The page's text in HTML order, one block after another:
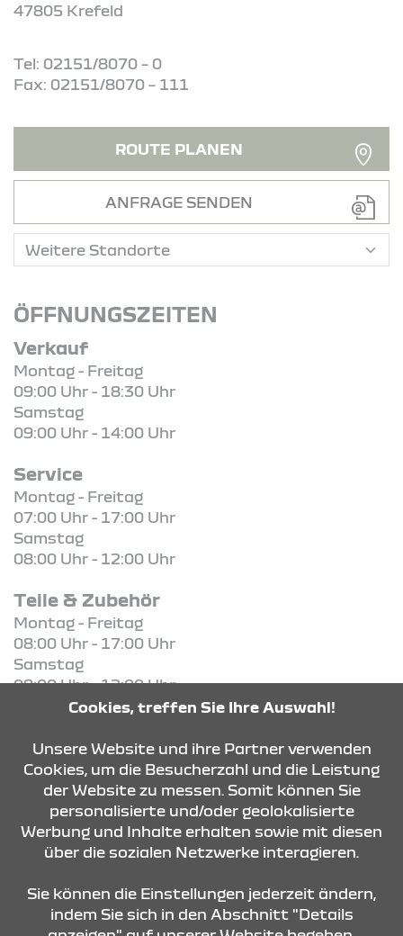
47805 Krefeld
Tel: 02151/8070 – 0
Fax: 02151/8070 – 111
ROUTE PLANEN
ANFRAGE SENDEN
ÖFFNUNGSZEITEN
Verkauf
Montag - Freitag
09:00 Uhr - 18:30 Uhr
Samstag
09:00 Uhr - 14:00 Uhr
Service
Montag - Freitag
07:00 Uhr - 17:00 Uhr
Samstag
08:00 Uhr - 12:00 Uhr
Teile & Zubehör
Montag - Freitag
08:00 Uhr - 17:00 Uhr
Samstag
08:00 Uhr - 12:00 Uhr
KONTAKT & ANFAHRT
ÖFFNUNGSZEITEN
STANDORTE
Cookies, treffen Sie Ihre Auswahl!
Unsere Website und ihre Partner verwenden
Cookies, um die Besucherzahl und die Leistung
der Website zu messen. Somit können Sie
personalisierte und/oder geolokalisierte
Werbung und Inhalte erhalten sowie mit diesen
über die sozialen Netzwerke interagieren.
Sie können die Einstellungen jederzeit ändern,
indem Sie sich in den Abschnitt "Details